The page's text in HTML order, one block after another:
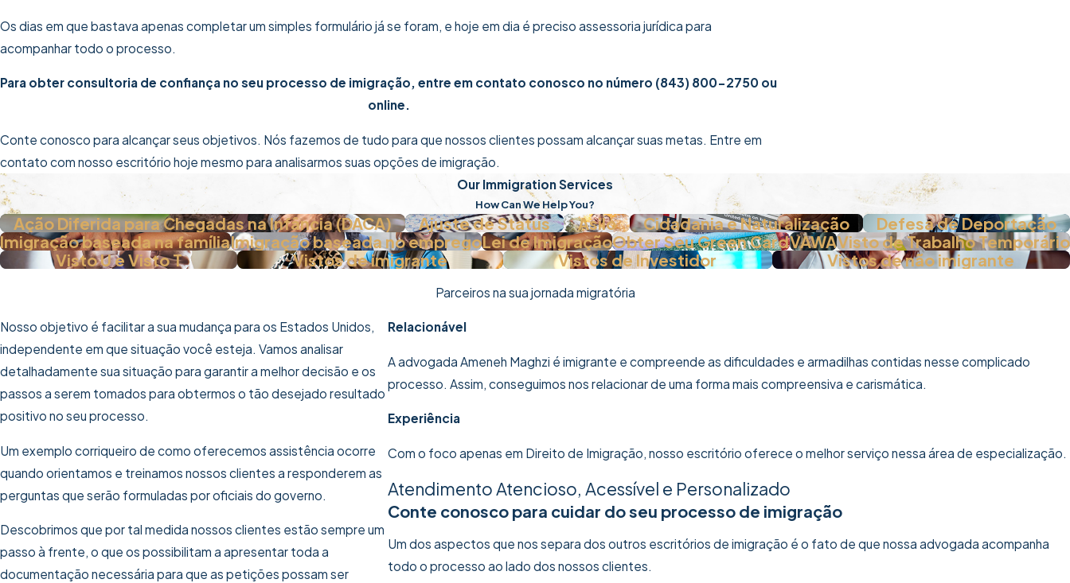
Os dias em que bastava apenas completar um simples formulário já se foram, e hoje em dia é preciso assessoria jurídica para
acompanhar todo o processo.
Para obter consultoria de confiança no seu processo de imigração, entre em contato conosco no número (843) 800-2750 ou
online.
Conte conosco para alcançar seus objetivos. Nós fazemos de tudo para que nossos clientes possam alcançar suas metas. Entre em
contato com nosso escritório hoje mesmo para analisarmos suas opções de imigração.
Our Immigration Services
How Can We Help You?
Ação Diferida para Chegadas na Infância (DACA) Ajuste de Status Asilo Cidadania e Naturalização
Defesa de Deportação
Imigração baseada na famíliaImigração baseada no empregoLei de ImigraçãoObter Seu Green CardVAWAVisto de Trabalho Temporário
Visto U e Visto T
Vistos de imigrante Vistos de Investidor Vistos de não imigrante
Parceiros na sua jornada migratória
Nosso objetivo é facilitar a sua mudança para os Estados Unidos,
independente em que situação você esteja. Vamos analisar
detalhadamente sua situação para garantir a melhor decisão e os
passos a serem tomados para obtermos o tão desejado resultado
positivo no seu processo.
Um exemplo corriqueiro de como oferecemos assistência ocorre
quando orientamos e treinamos nossos clientes a responderem as
perguntas que serão formuladas por oficiais do governo.
Descobrimos que por tal medida nossos clientes estão sempre um
passo à frente, o que os possibilitam a apresentar toda a
documentação necessária para que as petições possam ser
Relacionável
A advogada Ameneh Maghzi é imigrante e compreende as dificuldades e armadilhas contidas nesse complicado
processo. Assim, conseguimos nos relacionar de uma forma mais compreensiva e carismática.
Experiência
Com o foco apenas em Direito de Imigração, nosso escritório oferece o melhor serviço nessa área de especialização.
Atendimento Atencioso, Acessível e Personalizado
Conte conosco para cuidar do seu processo de imigração
Um dos aspectos que nos separa dos outros escritórios de imigração é o fato de que nossa advogada acompanha
todo o processo ao lado dos nossos clientes.